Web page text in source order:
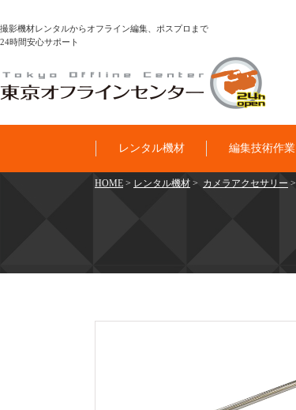
撮影機材レンタルからオフライン編集、ポスプロまで
24時間安心サポート
レンタル機材 編集技術作業
HOME > レンタル機材 > カメラアクセサリー >